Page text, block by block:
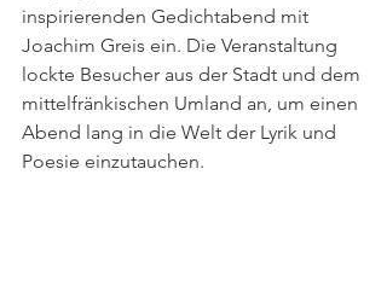
inspirierenden Gedichtabend mit
Joachim Greis ein. Die Veranstaltung
lockte Besucher aus der Stadt und dem
mittelfränkischen Umland an, um einen
Abend lang in die Welt der Lyrik und
Poesie einzutauchen.